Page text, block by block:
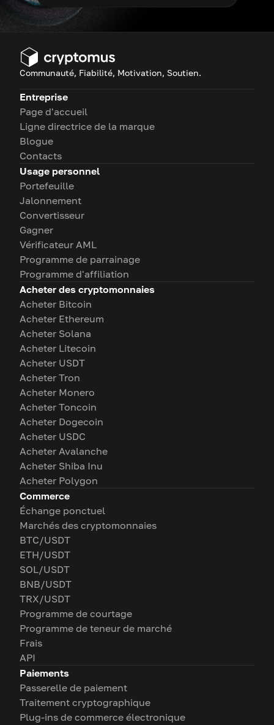
Communauté, Fiabilité, Motivation, Soutien.
Entreprise
Page d'accueil
Ligne directrice de la marque
Blogue
Contacts
Usage personnel
Portefeuille
Jalonnement
Convertisseur
Gagner
Vérificateur AML
Programme de parrainage
Programme d'affiliation
Acheter des cryptomonnaies
Acheter Bitcoin
Acheter Ethereum
Acheter Solana
Acheter Litecoin
Acheter USDT
Acheter Tron
Acheter Monero
Acheter Toncoin
Acheter Dogecoin
Acheter USDC
Acheter Avalanche
Acheter Shiba Inu
Acheter Polygon
Commerce
Échange ponctuel
Marchés des cryptomonnaies
BTC/USDT
ETH/USDT
SOL/USDT
BNB/USDT
TRX/USDT
Programme de courtage
Programme de teneur de marché
Frais
API
Paiements
Passerelle de paiement
Traitement cryptographique
Plug-ins de commerce électronique